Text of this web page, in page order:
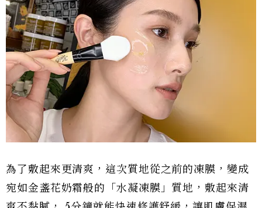
為了敷起來更清爽，這次質地從之前的凍膜，變成
宛如金盞花奶霜般的「水凝凍膜」質地，敷起來清